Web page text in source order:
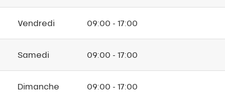
Vendredi 09:00 - 17:00
Samedi 09:00 - 17:00
Dimanche 09:00 - 17:00